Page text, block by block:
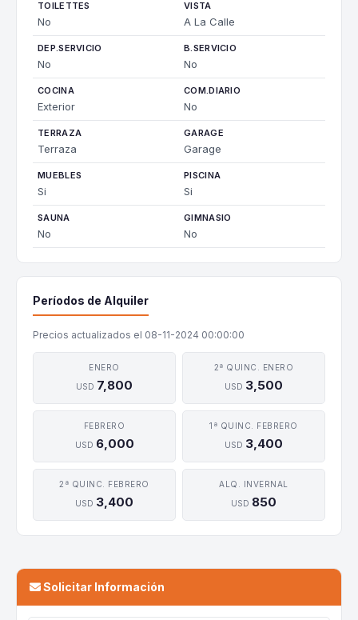
TOILETTES
No
VISTA
A La Calle
DEP.SERVICIO
No
B.SERVICIO
No
COCINA
Exterior
COM.DIARIO
No
TERRAZA
Terraza
GARAGE
Garage
MUEBLES
Si
PISCINA
Si
SAUNA
No
GIMNASIO
No
Períodos de Alquiler
Precios actualizados el 08-11-2024 00:00:00
ENERO
USD 7,800
2ª QUINC. ENERO
USD 3,500
FEBRERO
USD 6,000
1ª QUINC. FEBRERO
USD 3,400
2ª QUINC. FEBRERO
USD 3,400
ALQ. INVERNAL
USD 850
Solicitar Información